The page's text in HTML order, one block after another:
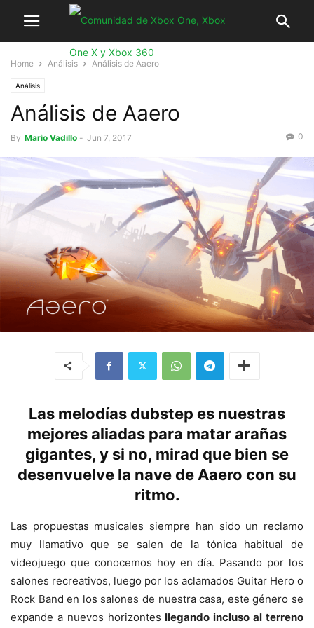
Home Análisis Análisis de Aaero
Análisis
Análisis de Aaero
By Mario Vadillo - Jun 7, 2017 0
Las melodías dubstep es nuestras
mejores aliadas para matar arañas
gigantes, y si no, mirad que bien se
desenvuelve la nave de Aaero con su
ritmo.
Las propuestas musicales siempre han sido un reclamo
muy llamativo que se salen de la tónica habitual de
videojuego que conocemos hoy en día. Pasando por los
salones recreativos, luego por los aclamados Guitar Hero o
Rock Band en los salones de nuestra casa, este género se
expande a nuevos horizontesllegando incluso al terreno